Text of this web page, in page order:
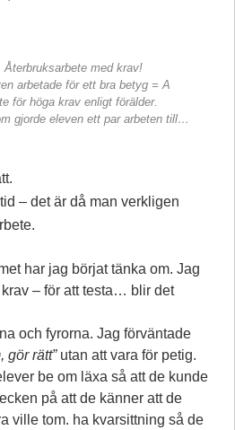
Återbruksarbete med krav!
arbetade för ett bra betyg = A
för höga krav enligt förälder.
gjorde eleven ett par arbeten till…
– det är då man verkligen
har jag börjat tänka om. Jag
– för att testa… blir det
och fyrorna. Jag förväntade
gör rätt”utan att vara för petig.
be om läxa så att de kunde
på att de känner att de
ville tom. ha kvarsittning så de